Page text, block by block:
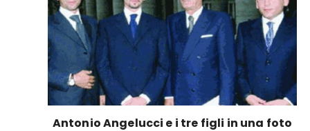
Antonio Angelucci e i tre figli in una foto